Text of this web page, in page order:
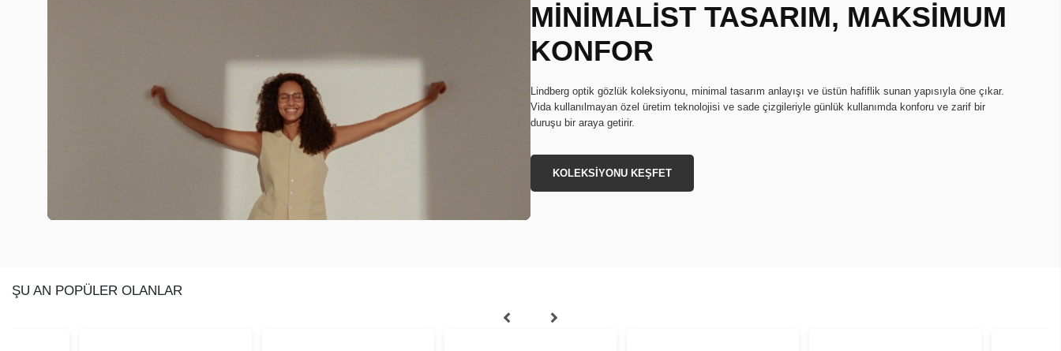
MİNİMALİST TASARIM, MAKSİMUM
KONFOR
Lindberg optik gözlük koleksiyonu, minimal tasarım anlayışı ve üstün hafiflik sunan yapısıyla öne çıkar.
Vida kullanılmayan özel üretim teknolojisi ve sade çizgileriyle günlük kullanımda konforu ve zarif bir
duruşu bir araya getirir.
KOLEKSİYONU KEŞFET
ŞU AN POPÜLER OLANLAR